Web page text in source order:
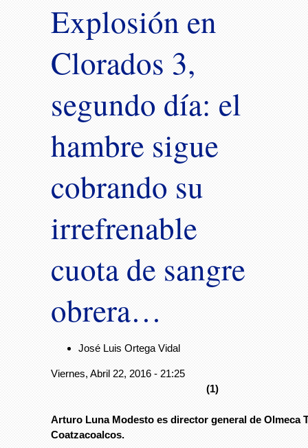
Explosión en
Clorados 3,
segundo día: el
hambre sigue
cobrando su
irrefrenable
cuota de sangre
obrera…
José Luis Ortega Vidal
Viernes, Abril 22, 2016 - 21:25
(1)
Arturo Luna Modesto es director general de Olmeca
Coatzacoalcos.